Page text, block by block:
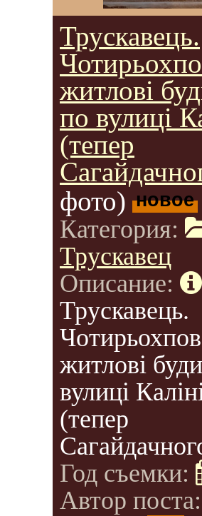
Трускавець.
житлові
по вулиці
(тепер
фото) новое
Категория:
Трускавец
Описание:
Трускавець.
житлові
вулиці
(тепер
Год съемки:
Автор